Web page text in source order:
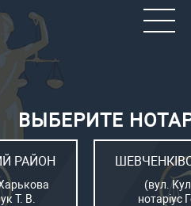
ВЫБЕРИТЕ
РАЙОН
Т. В.
(вул.
нотаріус